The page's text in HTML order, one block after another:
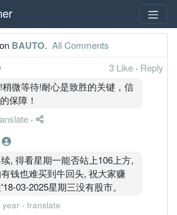
BAUTO. All Comments
3 Like · Reply
微等待!耐心是致胜的关键，信
保障！
·
, 得看星期一能否站上106上方,
钱也难买到牛回头, 祝大家赚
03-2025星期三没有股市。
year · translate